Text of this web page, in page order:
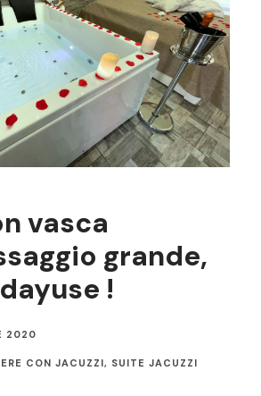
vasca
grande,
!
2020
CON JACUZZI, SUITE JACUZZI